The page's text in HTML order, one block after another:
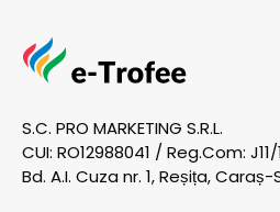
S.C. PRO MARKETING S.R.L.
CUI: RO12988041 / Reg.Com:
Bd. A.I. Cuza nr. 1, Reșița, Caraș-